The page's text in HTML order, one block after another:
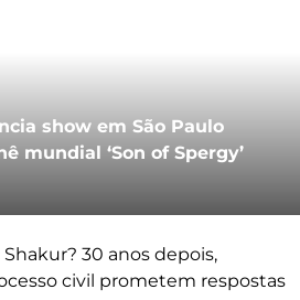
show em São Paulo
mundial ‘Son of Spergy’